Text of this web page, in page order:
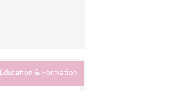
Éducation & Formation